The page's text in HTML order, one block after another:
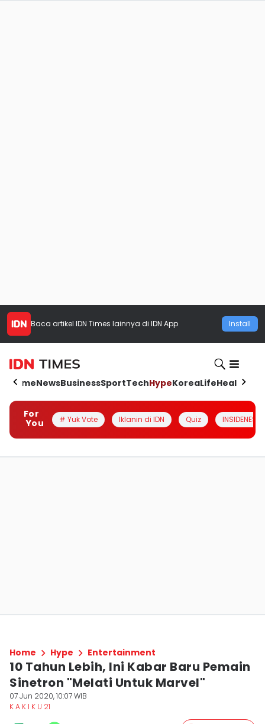
Baca artikel IDN Times lainnya di IDN App Install
HomeNewsBusinessSportTechHypeKoreaLifeHealth
For
You
# Yuk Vote Iklanin di IDN Quiz INSIDENESIA
Home Hype Entertainment
10 Tahun Lebih, Ini Kabar Baru Pemain
Sinetron "Melati Untuk Marvel"
07 Jun 2020, 10:07 WIB
K A K I K U 21